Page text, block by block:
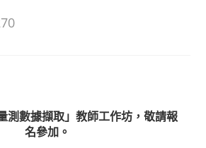
測數據擷取」教師工作坊，敬請報
名參加。